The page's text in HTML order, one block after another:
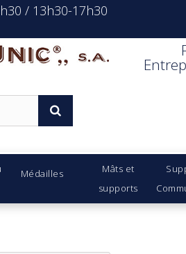
/ 13h30-17h30
s.a.
Médailles
Mâts et
supports